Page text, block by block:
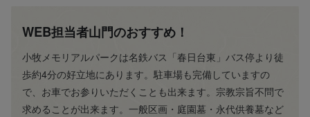
WEB担当者山門のおすすめ！
小牧メモリアルパークは名鉄バス「春日台東」バス停より徒
歩約4分の好立地にあります。駐車場も完備していますの
で、お車でお参りいただくことも出来ます。宗教宗旨不問で
求めることが出来ます。一般区画・庭園墓・永代供養墓など